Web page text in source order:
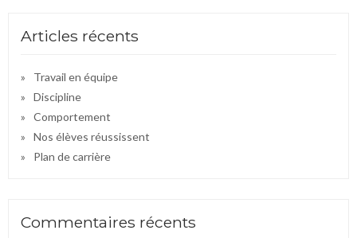
Articles récents
Travail en équipe
Discipline
Comportement
Nos élèves réussissent
Plan de carrière
Commentaires récents